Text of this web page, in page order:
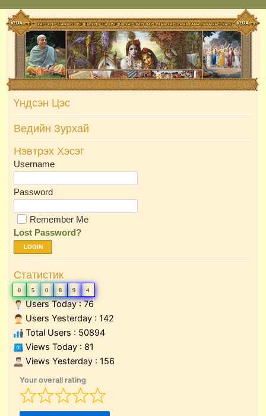
Skip
to
content
Үндсэн Цэс
Ведийн Зурхай
Нэвтрэх Хэсэг
Username
Password
Remember Me
Lost Password?
LOGIN
Статистик
0 5 0 8 9 4
Users Today : 76
Users Yesterday : 142
Total Users : 50894
Views Today : 81
Views Yesterday : 156
Your overall rating